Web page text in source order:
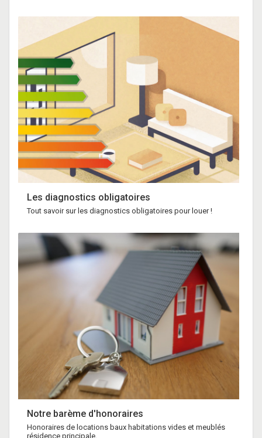
Les diagnostics obligatoires
Tout savoir sur les diagnostics obligatoires pour louer !
Notre barème d'honoraires
Honoraires de locations baux habitations vides et meublés
résidence principale.